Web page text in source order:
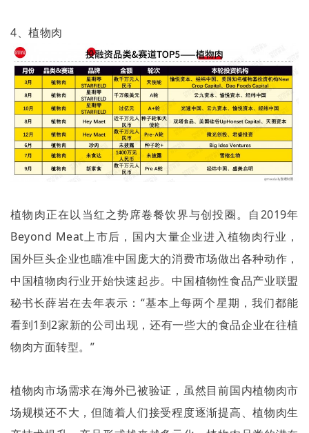
4、植物肉
植物肉正在以当红之势席卷餐饮界与创投圈。自2019年
Beyond Meat上市后，国内大量企业进入植物肉行业，
国外巨头企业也瞄准中国庞大的消费市场做出各种动作，
中国植物肉行业开始快速起步。中国植物性食品产业联盟
秘书长薛岩在去年表示： “基本上每两个星期，我们都能
看到1到2家新的公司出现，还有一些大的食品企业在往植
物肉方面转型。 ”
植物肉市场需求在海外已被验证，虽然目前国内植物肉市
场规模还不大，但随着人们接受程度逐渐提高、植物肉生